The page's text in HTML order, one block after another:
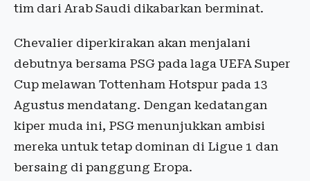
tim dari Arab Saudi dikabarkan berminat.
Chevalier diperkirakan akan menjalani
debutnya bersama PSG pada laga UEFA Super
Cup melawan Tottenham Hotspur pada 13
Agustus mendatang. Dengan kedatangan
kiper muda ini, PSG menunjukkan ambisi
mereka untuk tetap dominan di Ligue 1 dan
bersaing di panggung Eropa.